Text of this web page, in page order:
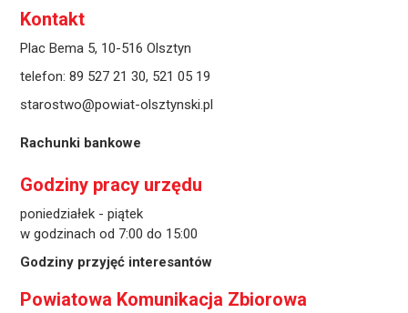
Kontakt
Plac Bema 5, 10-516 Olsztyn
telefon: 89 527 21 30, 521 05 19
starostwo@powiat-olsztynski.pl
Rachunki bankowe
Godziny pracy urzędu
poniedziałek - piątek
w godzinach od 7:00 do 15:00
Godziny przyjęć interesantów
Powiatowa Komunikacja Zbiorowa